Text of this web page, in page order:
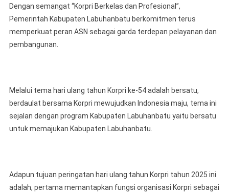
Dengan semangat “Korpri Berkelas dan Profesional”,
Pemerintah Kabupaten Labuhanbatu berkomitmen terus
memperkuat peran ASN sebagai garda terdepan pelayanan dan
pembangunan.
Melalui tema hari ulang tahun Korpri ke-54 adalah bersatu,
berdaulat bersama Korpri mewujudkan Indonesia maju, tema ini
sejalan dengan program Kabupaten Labuhanbatu yaitu bersatu
untuk memajukan Kabupaten Labuhanbatu.
Adapun tujuan peringatan hari ulang tahun Korpri tahun 2025 ini
adalah, pertama memantapkan fungsi organisasi Korpri sebagai